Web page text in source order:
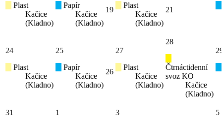
Plast
Kačice
(Kladno)
Papír
Kačice
(Kladno)
19
Plast
Kačice
(Kladno)
21
24
Plast
Kačice
(Kladno)
25
Papír
Kačice
(Kladno)
26
27
Plast
Kačice
(Kladno)
28
Čtrnáctidenní
svoz KO
Kačice
(Kladno)
31
1
3
5